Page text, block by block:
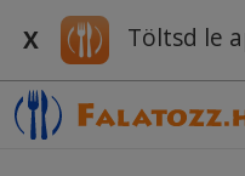
X Töltsd le